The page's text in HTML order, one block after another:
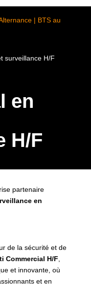
| BTS au
surveillance H/F
en
H/F
partenaire
en
de la sécurité et de
Commercial H/F
et innovante, où
et en